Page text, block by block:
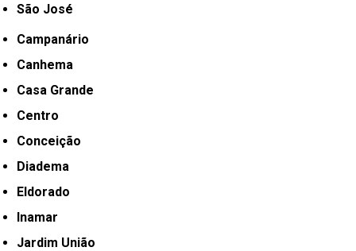
São José
Campanário
Canhema
Casa Grande
Centro
Conceição
Diadema
Eldorado
Inamar
Jardim União